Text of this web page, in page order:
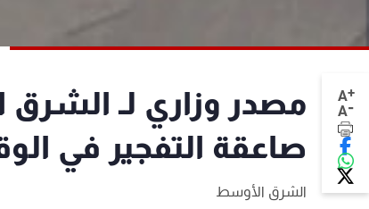
A+
A-
مصدر وزاري لـ
صاعقة التفجير في
الشرق الأوسط